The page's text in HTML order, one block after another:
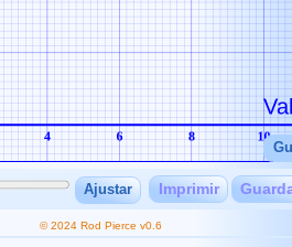
Ajustar Imprimir
© 2024 Rod Pierce v0.6